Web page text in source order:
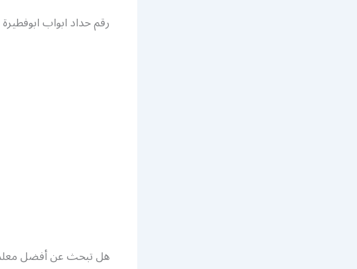
رقم حداد ابواب ابوفطيرة
هل تبحث عن أفضل معلم